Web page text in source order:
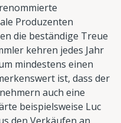
Produzenten
die beständige Treue
kehren jedes Jahr
mindestens einen
ist, dass der
auch eine
beispielsweise Luc
den Verkäufen an